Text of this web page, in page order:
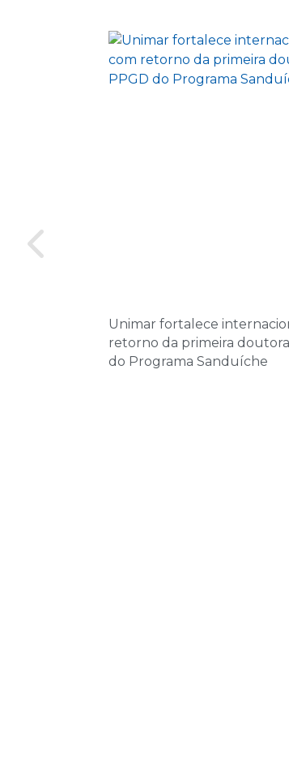
Unimar fortalece
retorno da primeira
do Programa Sanduíche